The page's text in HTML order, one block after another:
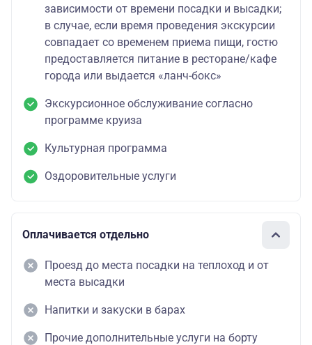
зависимости от времени посадки и высадки;
в случае, если время проведения экскурсии
совпадает со временем приема пищи, гостю
предоставляется питание в ресторане/кафе
города или выдается «ланч-бокс»
Экскурсионное обслуживание согласно
программе круиза
Культурная программа
Оздоровительные услуги
Оплачивается отдельно
Проезд до места посадки на теплоход и от
места высадки
Напитки и закуски в барах
Прочие дополнительные услуги на борту